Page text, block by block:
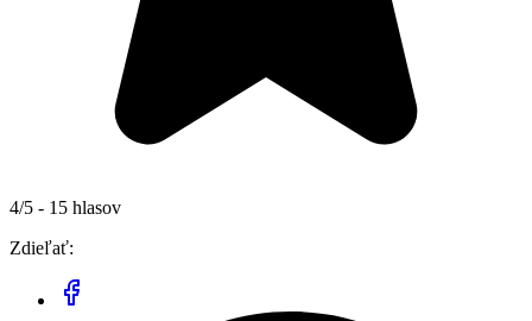
4/5 - 15 hlasov
Zdieľať: